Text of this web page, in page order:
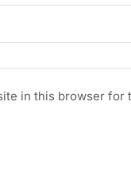
in this browser for